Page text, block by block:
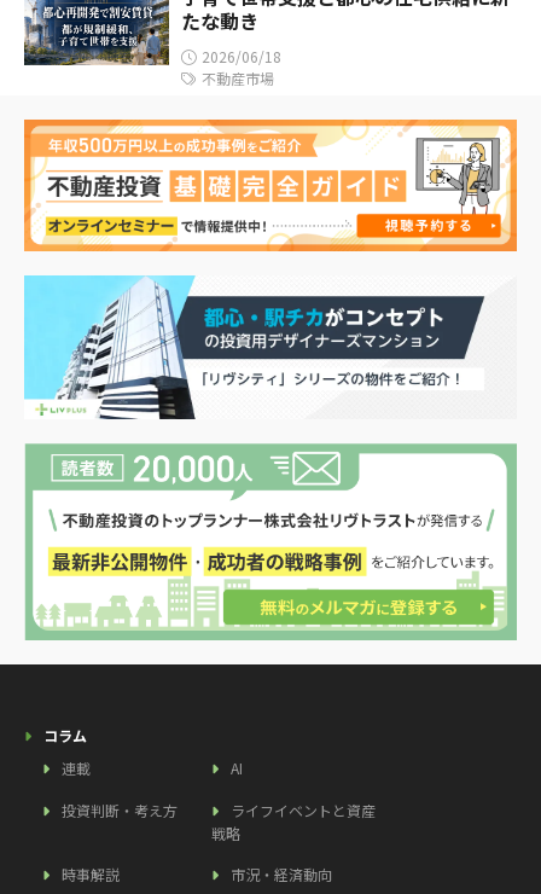
たな動き
2026/06/18
不動産市場
コラム
連載
AI
投資判断・考え方
ライフイベントと資産
戦略
時事解説
市況・経済動向